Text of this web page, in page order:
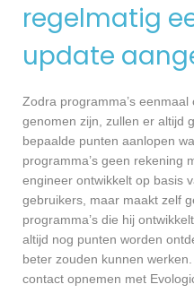
regelmatig
update
Zodra programma’s
genomen zijn, zullen er altijd
bepaalde punten aanlopen
programma’s geen rekening
engineer ontwikkelt op basis
gebruikers, maar maakt zelf
programma’s die hij
altijd nog punten worden
beter zouden kunnen
contact opnemen met